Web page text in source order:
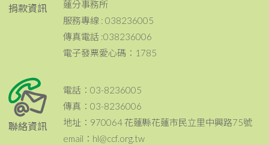
捐款資訊
蓮分事務所
服務專線 : 038236005
傳真電話 :038236006
電子發票愛心碼：1785
聯絡資訊
電話：03-8236005
傳真：03-8236006
地址：970064 花蓮縣花蓮市民立里中興路75號
email：hl@ccf.org.tw